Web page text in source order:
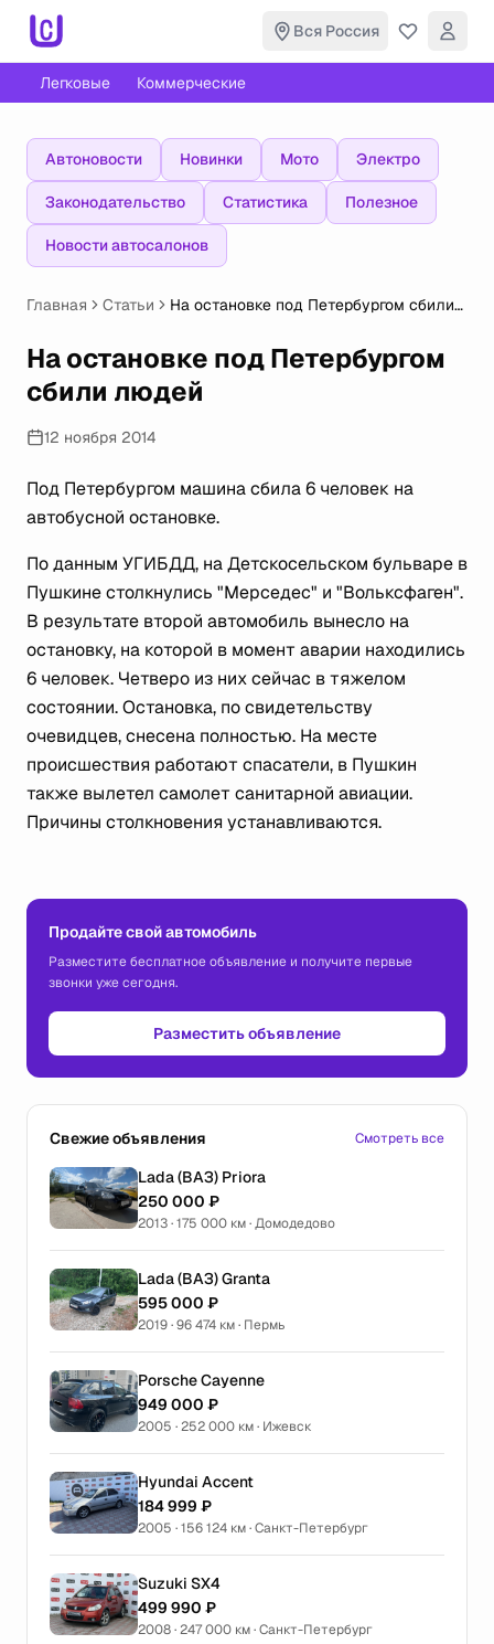
Вся Россия
Легковые Коммерческие
Автоновости Новинки Мото Электро
Законодательство Статистика Полезное
Новости автосалонов
Главная Статьи
На остановке под Петербургом сбили
На остановке под Петербургом
сбили людей
12 ноября 2014
Под Петербургом машина сбила 6 человек на
автобусной остановке.
По данным УГИБДД, на Детскосельском бульваре в
Пушкине столкнулись "Мерседес" и "Вольксфаген".
В результате второй автомобиль вынесло на
остановку, на которой в момент аварии находились
6 человек. Четверо из них сейчас в тяжелом
состоянии. Остановка, по свидетельству
очевидцев, снесена полностью. На месте
происшествия работают спасатели, в Пушкин
также вылетел самолет санитарной авиации.
Причины столкновения устанавливаются.
Продайте свой автомобиль
Разместите бесплатное объявление и получите первые
звонки уже сегодня.
Разместить объявление
Свежие объявления Смотреть все
Lada (ВАЗ) Priora
250 000 ₽
2013 · 175 000 км · Домодедово
Lada (ВАЗ) Granta
595 000 ₽
2019 · 96 474 км · Пермь
Porsche Cayenne
949 000 ₽
2005 · 252 000 км · Ижевск
Hyundai Accent
184 999 ₽
2005 · 156 124 км · Санкт-Петербург
Suzuki SX4
499 990 ₽
2008 · 247 000 км · Санкт-Петербург